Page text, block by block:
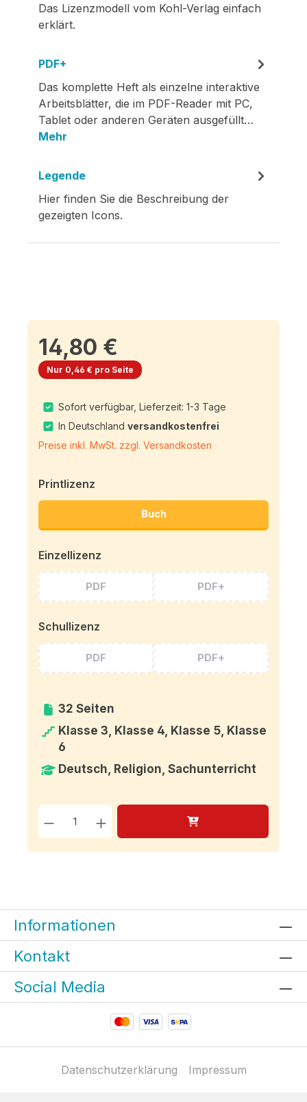
Das Lizenzmodell vom Kohl-Verlag einfach
erklärt.
PDF+
Das komplette Heft als einzelne interaktive
Arbeitsblätter, die im PDF-Reader mit PC,
Tablet oder anderen Geräten ausgefüllt…
Mehr
Legende
Hier finden Sie die Beschreibung der
gezeigten Icons.
14,80 €
Nur 0,46 € pro Seite
Sofort verfügbar, Lieferzeit: 1-3 Tage
In Deutschlandversandkostenfrei
Preise inkl. MwSt. zzgl. Versandkosten
Printlizenz
Buch
Einzellizenz
PDF PDF+
Schullizenz
PDF PDF+
32 Seiten
Klasse 3, Klasse 4, Klasse 5, Klasse
6
Deutsch, Religion, Sachunterricht
Produkt Anzahl: Gib den
Informationen
Kontakt
Social Media
Datenschutzerklärung Impressum